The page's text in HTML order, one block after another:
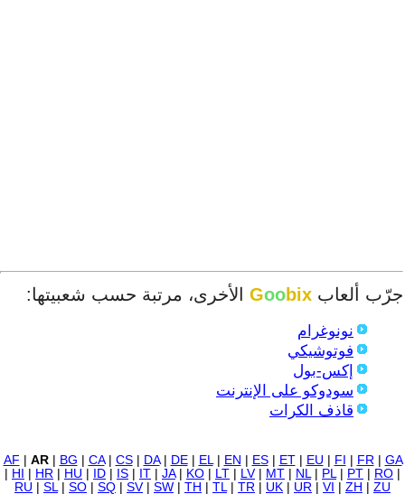
جرّب ألعاب Goobix الأخرى، مرتبة حسب شعبيتها:
نونوغرام
فوتوشيكي
إكس-بول
سودوكو على الإنترنت
قاذف الكرات
AF |AR BG |CA|CS DA| DE EL EN ES ET EU FI FR |GA
HI HR HU ID IS IT |JA KO LT LV MT NL PL PT RO
RU
|SL |SO |SQ |SV |SW |TH |TL |TR |UK |UR |VI |ZH |ZU